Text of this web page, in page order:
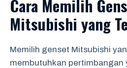
Cara Memilih
Mitsubishi yang
Memilih genset Mitsubishi
membutuhkan pertimbangan